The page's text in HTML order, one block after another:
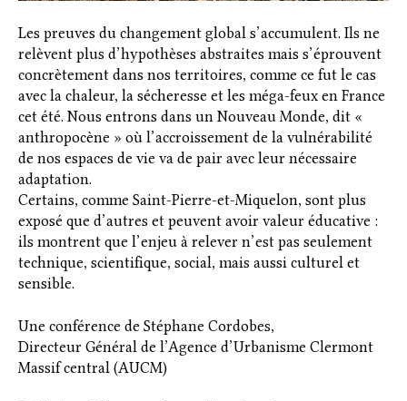
Les preuves du changement global s’accumulent. Ils ne
relèvent plus d’hypothèses abstraites mais s’éprouvent
concrètement dans nos territoires, comme ce fut le cas
avec la chaleur, la sécheresse et les méga-feux en France
cet été. Nous entrons dans un Nouveau Monde, dit «
anthropocène » où l’accroissement de la vulnérabilité
de nos espaces de vie va de pair avec leur nécessaire
adaptation.
Certains, comme Saint-Pierre-et-Miquelon, sont plus
exposé que d’autres et peuvent avoir valeur éducative :
ils montrent que l’enjeu à relever n’est pas seulement
technique, scientifique, social, mais aussi culturel et
sensible.
Une conférence de Stéphane Cordobes,
Directeur Général de l’Agence d’Urbanisme Clermont
Massif central (AUCM)